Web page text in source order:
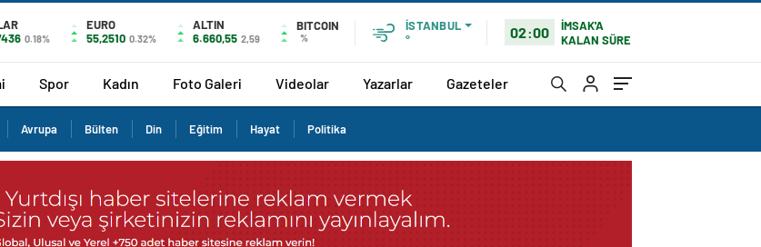
0.18%
EURO
55,2510 0.32%
ALTIN
6.660,55 2,59
BITCOIN
%
İSTANBUL
°
02:00
İMSAK'A
KALAN SÜRE
Spor Kadın Foto Galeri Videolar Yazarlar Gazeteler
Avrupa Bülten Din Eğitim Hayat Politika